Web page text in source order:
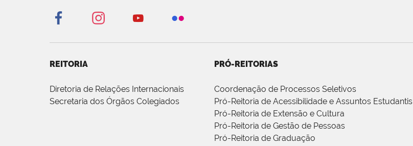
REITORIA
Diretoria de Relações Internacionais
Secretaria dos Órgãos Colegiados
PRÓ-REITORIAS
Coordenação de Processos Seletivos
Pró-Reitoria de Acessibilidade e Assuntos Estudantis
Pró-Reitoria de Extensão e Cultura
Pró-Reitoria de Gestão de Pessoas
Pró-Reitoria de Graduação